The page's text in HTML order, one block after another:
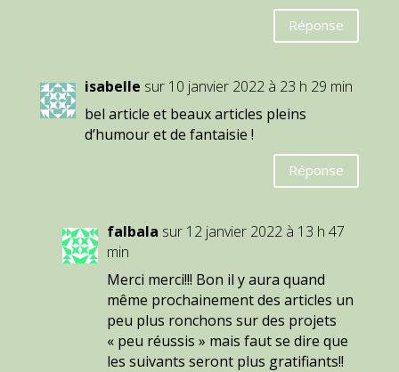
Réponse
isabelle sur 10 janvier 2022 à 23 h 29 min
bel article et beaux articles pleins
d’humour et de fantaisie !
Réponse
falbala sur 12 janvier 2022 à 13 h 47
min
Merci merci!!! Bon il y aura quand
même prochainement des articles un
peu plus ronchons sur des projets
« peu réussis » mais faut se dire que
les suivants seront plus gratifiants!!